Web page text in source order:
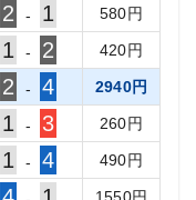
2 - 1 580円
1 - 2 420円
2 - 4 2940円
1 - 3 260円
1 - 4 490円